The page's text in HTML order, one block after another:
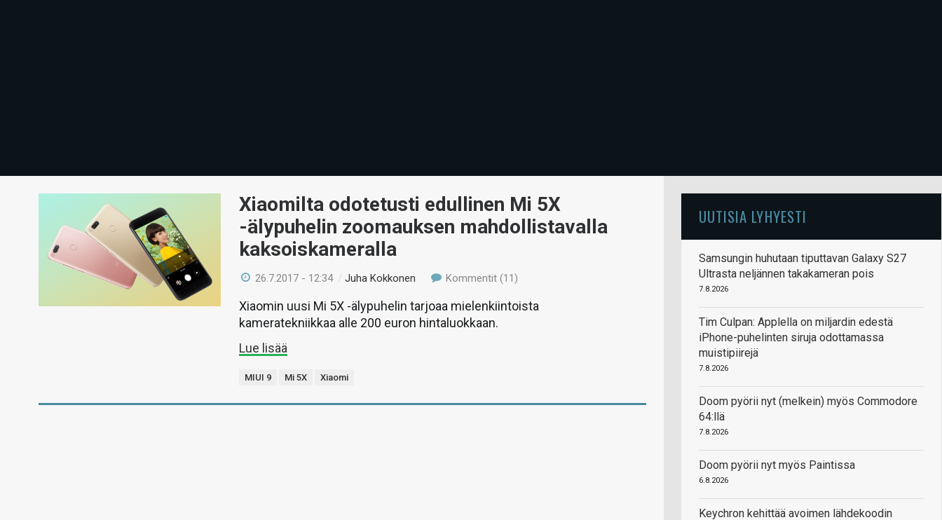
Xiaomilta odotetusti edullinen Mi 5X
-älypuhelin zoomauksen mahdollistavalla
kaksoiskameralla
26.7.2017 - 12:34 /Juha Kokkonen Kommentit (11)
Xiaomin uusi Mi 5X -älypuhelin tarjoaa mielenkiintoista
kameratekniikkaa alle 200 euron hintaluokkaan.
Lue lisää
MIUI 9 Mi 5X Xiaomi
UUTISIA LYHYESTI
Samsungin huhutaan tiputtavan Galaxy S27
Ultrasta neljännen takakameran pois
7.8.2026
Tim Culpan: Applella on miljardin edestä
iPhone-puhelinten siruja odottamassa
muistipiirejä
7.8.2026
Doom pyörii nyt (melkein) myös Commodore
64:llä
7.8.2026
Doom pyörii nyt myös Paintissa
6.8.2026
Keychron kehittää avoimen lähdekoodin